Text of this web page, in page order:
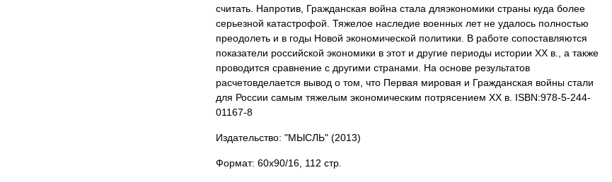
считать. Напротив, Гражданская война стала дляэкономики страны куда более
серьезной катастрофой. Тяжелое наследие военных лет не удалось полностью
преодолеть и в годы Новой экономической политики. В работе сопоставляются
показатели российской экономики в этот и другие периоды истории XX в., а также
проводится сравнение с другими странами. На основе результатов
расчетовделается вывод о том, что Первая мировая и Гражданская войны стали
для России самым тяжелым экономическим потрясением XX в. ISBN:978-5-244-
01167-8
Издательство: "МЫСЛЬ" (2013)
Формат: 60x90/16, 112 стр.